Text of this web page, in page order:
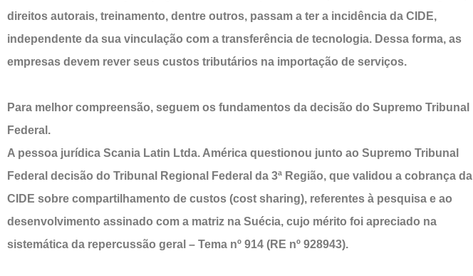
direitos autorais, treinamento, dentre outros, passam a ter a incidência da CIDE,
independente da sua vinculação com a transferência de tecnologia. Dessa forma, as
empresas devem rever seus custos tributários na importação de serviços.
Para melhor compreensão, seguem os fundamentos da decisão do Supremo Tribunal
Federal.
A pessoa jurídica Scania Latin Ltda. América questionou junto ao Supremo Tribunal
Federal decisão do Tribunal Regional Federal da 3ª Região, que validou a cobrança da
CIDE sobre compartilhamento de custos (cost sharing), referentes à pesquisa e ao
desenvolvimento assinado com a matriz na Suécia, cujo mérito foi apreciado na
sistemática da repercussão geral – Tema nº 914 (RE nº 928943).